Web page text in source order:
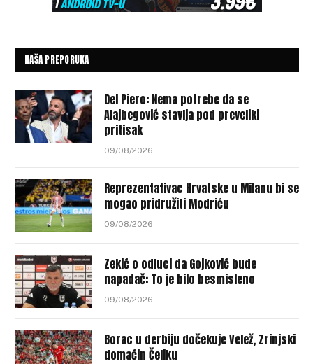
NAŠA PREPORUKA
Del Piero: Nema potrebe da se
Alajbegović stavlja pod preveliki
pritisak
09/08/2026
Reprezentativac Hrvatske u Milanu bi se
mogao pridružiti Modriću
09/08/2026
Zekić o odluci da Gojković bude
napadač: To je bilo besmisleno
09/08/2026
Borac u derbiju dočekuje Velež, Zrinjski
domaćin Čeliku